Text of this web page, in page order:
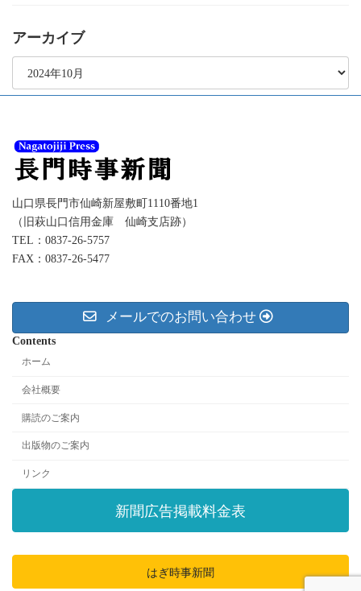
アーカイブ
ア
イ
山口県長門市仙崎新屋敷町1110番地1
（旧萩山口信用金庫 仙崎支店跡）
TEL：0837-26-5757
FAX：0837-26-5477
メールでのお問い合わせ
Contents
ホーム
会社概要
購読のご案内
出版物のご案内
リンク
新聞広告掲載料金表
はぎ時事新聞